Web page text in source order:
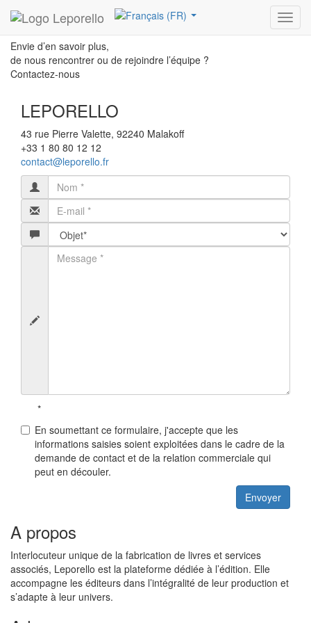
Leporello Contact
Envie d’en savoir plus,
de nous rencontrer ou de rejoindre l’équipe ?
Contactez-nous
LEPORELLO
43 rue Pierre Valette, 92240 Malakoff
+33 1 80 80 12 12
contact@leporello.fr
*
En soumettant ce formulaire, j'accepte que les
informations saisies soient exploitées dans le cadre de la
demande de contact et de la relation commerciale qui
peut en découler.
A propos
Interlocuteur unique de la fabrication de livres et services
associés, Leporello est la plateforme dédiée à l’édition. Elle
accompagne les éditeurs dans l’intégralité de leur production et
s’adapte à leur univers.